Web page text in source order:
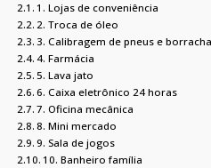
1. Lojas de conveniência
2. Troca de óleo
3. Calibragem de pneus e
4. Farmácia
5. Lava jato
6. Caixa eletrônico 24 horas
7. Oficina mecânica
8. Mini mercado
9. Sala de jogos
10. Banheiro família